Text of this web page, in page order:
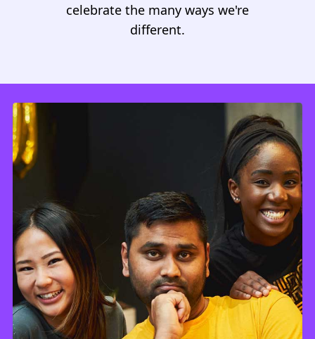
celebrate the many ways we're
different.